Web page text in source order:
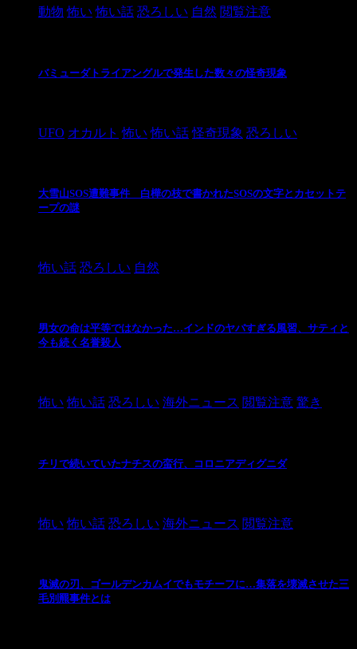
動物 怖い 怖い話 恐ろしい 自然 閲覧注意
バミューダトライアングルで発生した数々の怪奇現象
UFO オカルト 怖い 怖い話 怪奇現象 恐ろしい
大雪山SOS遭難事件 白樺の枝で書かれたSOSの文字とカセットテ
ープの謎
怖い話 恐ろしい 自然
男女の命は平等ではなかった…インドのヤバすぎる風習、サティと
今も続く名誉殺人
怖い 怖い話 恐ろしい 海外ニュース 閲覧注意 驚き
チリで続いていたナチスの蛮行、コロニアディグニダ
怖い 怖い話 恐ろしい 海外ニュース 閲覧注意
鬼滅の刃、ゴールデンカムイでもモチーフに…集落を壊滅させた三
毛別羆事件とは